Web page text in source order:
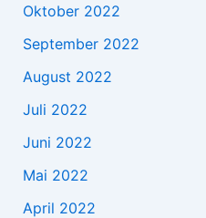
Oktober 2022
September 2022
August 2022
Juli 2022
Juni 2022
Mai 2022
April 2022